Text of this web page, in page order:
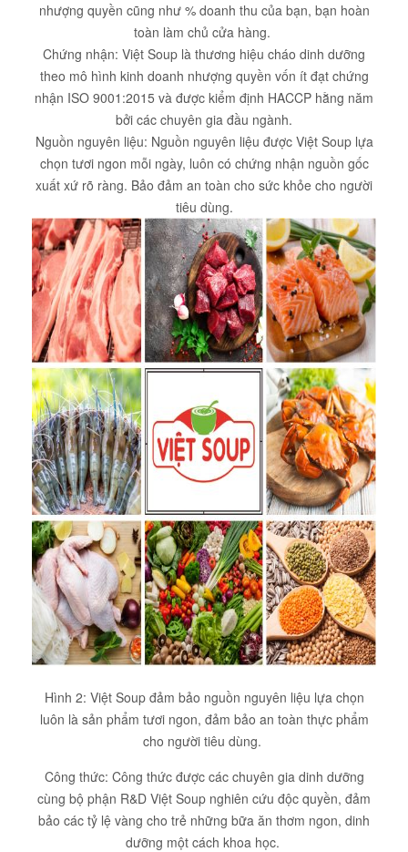
nhượng quyền cũng như % doanh thu của bạn, bạn hoàn
toàn làm chủ cửa hàng.
Chứng nhận: Việt Soup là thương hiệu cháo dinh dưỡng
theo mô hình kinh doanh nhượng quyền vốn ít đạt chứng
nhận ISO 9001:2015 và được kiểm định HACCP hằng năm
bởi các chuyên gia đầu ngành.
Nguồn nguyên liệu: Nguồn nguyên liệu được Việt Soup lựa
chọn tươi ngon mỗi ngày, luôn có chứng nhận nguồn gốc
xuất xứ rõ ràng. Bảo đảm an toàn cho sức khỏe cho người
tiêu dùng.
Hình 2: Việt Soup đảm bảo nguồn nguyên liệu lựa chọn
luôn là sản phẩm tươi ngon, đảm bảo an toàn thực phẩm
cho người tiêu dùng.
Công thức: Công thức được các chuyên gia dinh dưỡng
cùng bộ phận R&D Việt Soup nghiên cứu độc quyền, đảm
bảo các tỷ lệ vàng cho trẻ những bữa ăn thơm ngon, dinh
dưỡng một cách khoa học.